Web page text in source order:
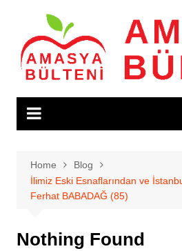
content
Home
Blog
İlimiz Eski Esnaflarından ve
Ferhat BABADAĞ (85)
Nothing Found